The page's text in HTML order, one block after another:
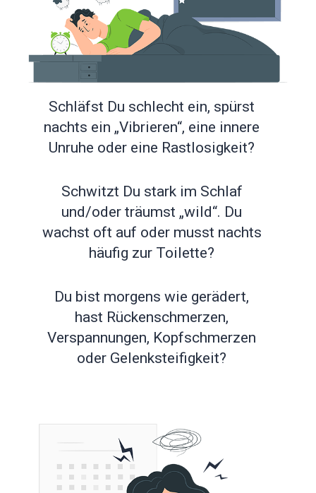
Schläfst Du schlecht ein, spürst
nachts ein „Vibrieren“, eine innere
Unruhe oder eine Rastlosigkeit?
Schwitzt Du stark im Schlaf
und/oder träumst „wild“. Du
wachst oft auf oder musst nachts
häufig zur Toilette?
Du bist morgens wie gerädert,
hast Rückenschmerzen,
Verspannungen, Kopfschmerzen
oder Gelenksteifigkeit?